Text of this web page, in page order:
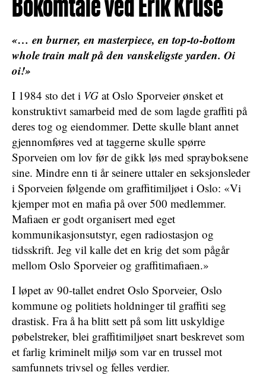
«… en burner, en masterpiece, en top-to-bottom
whole train malt på den vanskeligste yarden. Oi
oi!»
I 1984 sto det i VG at Oslo Sporveier ønsket et
konstruktivt samarbeid med de som lagde graffiti på
deres tog og eiendommer. Dette skulle blant annet
gjennomføres ved at taggerne skulle spørre
Sporveien om lov før de gikk løs med sprayboksene
sine. Mindre enn ti år seinere uttaler en seksjonsleder
i Sporveien følgende om graffitimiljøet i Oslo: «Vi
kjemper mot en mafia på over 500 medlemmer.
Mafiaen er godt organisert med eget
kommunikasjonsutstyr, egen radiostasjon og
tidsskrift. Jeg vil kalle det en krig det som pågår
mellom Oslo Sporveier og graffitimafiaen.»
I løpet av 90-tallet endret Oslo Sporveier, Oslo
kommune og politiets holdninger til graffiti seg
drastisk. Fra å ha blitt sett på som litt uskyldige
pøbelstreker, blei graffitimiljøet snart beskrevet som
et farlig kriminelt miljø som var en trussel mot
samfunnets trivsel og felles verdier.